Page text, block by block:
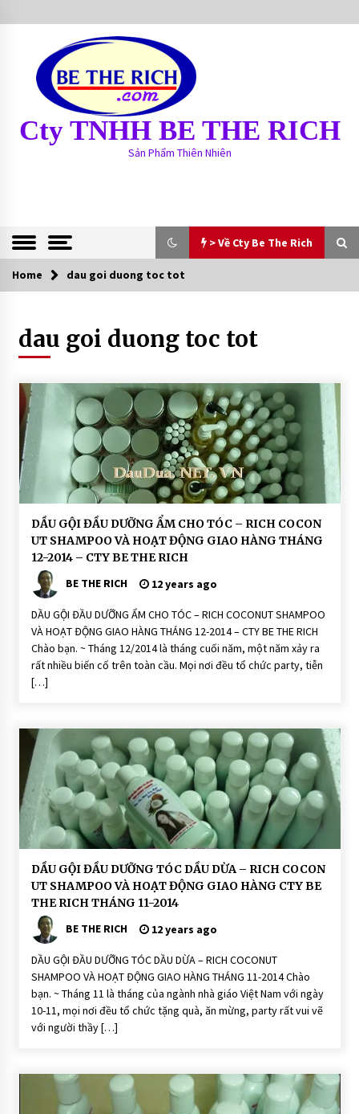
k
Cty TNHH BE THE RICH
Sản Phẩm Thiên Nhiên
> Về Cty Be The Rich
> Về Cty Be The Rich
13 years ago
CONNECTING FRIENDS – CONNECTI
NG LOVE: SLOGAN CỦA CTY TNHH BE
THE RICH
13 years ago
Home dau goi duong toc tot
dau goi duong toc tot
D
ầ
u
G
ộ
Đ
ầ
u
D
ư
ỡ
n
g
T
ó
O
Ạ
T
Đ
N
G
DẦU GỘI ĐẦU DƯỠNG ẨM CHO TÓC – RICH COCON
UT SHAMPOO VÀ HOẠT ĐỘNG GIAO HÀNG THÁNG
12-2014 – CTY BE THE RICH
BE THE RICH
12 years ago
DẦU GỘI ĐẦU DƯỠNG ẨM CHO TÓC – RICH COCONUT SHAMPOO
VÀ HOẠT ĐỘNG GIAO HÀNG THÁNG 12-2014 – CTY BE THE RICH
Chào bạn. ~ Tháng 12/2014 là tháng cuối năm, một năm xảy ra
rất nhiều biến cố trên toàn cầu. Mọi nơi đều tổ chức party, tiễn
[…]
D
ầ
u
G
ộ
Đ
ầ
u
D
ư
ỡ
n
g
T
ó
O
DẦU GỘI ĐẦU DƯỠNG TÓC DẦU DỪA – RICH COCON
UT SHAMPOO VÀ HOẠT ĐỘNG GIAO HÀNG CTY BE
THE RICH THÁNG 11-2014
BE THE RICH
12 years ago
DẦU GỘI ĐẦU DƯỠNG TÓC DẦU DỪA – RICH COCONUT
SHAMPOO VÀ HOẠT ĐỘNG GIAO HÀNG THÁNG 11-2014 Chào
bạn. ~ Tháng 11 là tháng của ngành nhà giáo Việt Nam với ngày
10-11, mọi nơi đều tổ chức tặng quà, ăn mừng, party rất vui vẽ
với người thầy […]